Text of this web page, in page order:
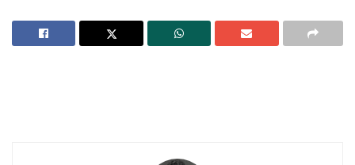
Notas Relacionadas